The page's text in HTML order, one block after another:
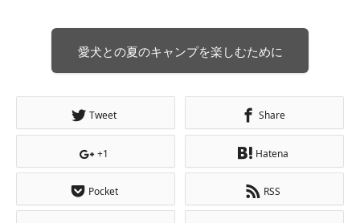
愛犬との夏のキャンプを楽しむために
Tweet Share
+1 Hatena
Pocket RSS